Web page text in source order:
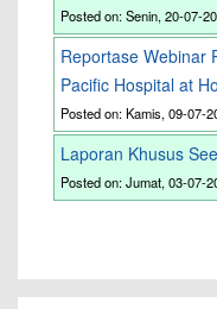
Posted on: Senin, 20-07-
Reportase Webinar
Pacific Hospital at
Posted on: Kamis, 09-07-
Laporan Khusus
Posted on: Jumat, 03-07-